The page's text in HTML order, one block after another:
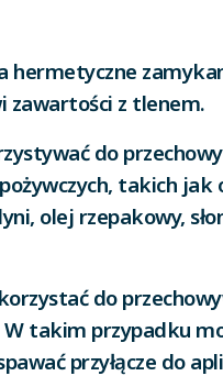
hermetyczne
z tlenem.
do
takich jak
olej rzepakowy,
do
takim przypadku
przyłącze do